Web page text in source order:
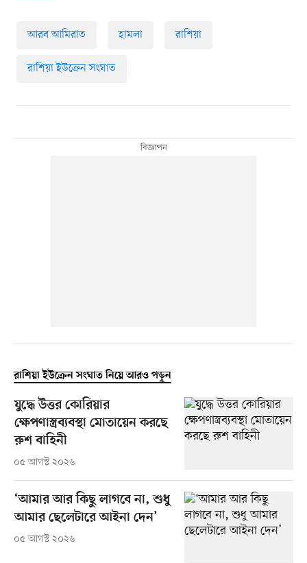
আরব আমিরাত হামলা রাশিয়া
রাশিয়া ইউক্রেন সংঘাত
রাশিয়া ইউক্রেন সংঘাত নিয়ে আরও পড়ুন
যুদ্ধে উত্তর কোরিয়ার
ক্ষেপণাস্ত্রব্যবস্থা মোতায়েন করছে
রুশ বাহিনী
০৫ আগস্ট ২০২৬
‘আমার আর কিছু লাগবে না, শুধু
আমার ছেলেটারে আইনা দেন’
০৫ আগস্ট ২০২৬